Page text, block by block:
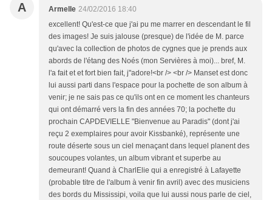
A Armelle 24/02/2016 18:40
excellent! Qu'est-ce que j'ai pu me marrer en descendant le fil
des images! Je suis jalouse (presque) de l'idée de M. parce
qu'avec la collection de photos de cygnes que je prends aux
abords de l'étang des Noés (mon Servières à moi)... bref, M.
l'a fait et et fort bien fait, j"adore!<br /> <br /> Manset est donc
lui aussi parti dans l'espace pour la pochette de son album à
venir; je ne sais pas ce qu'ils ont en ce moment les chanteurs
qui ont démarré vers la fin des années 70; la pochette du
prochain CAPDEVIELLE "Bienvenue au Paradis" (dont j'ai
reçu 2 exemplaires pour avoir Kissbanké), représente une
route déserte sous un ciel menaçant dans lequel planent des
soucoupes volantes, un album vibrant et superbe au
demeurant! Quand à CharlElie qui a enregistré à Lafayette
(probable titre de l'album à venir fin avril) avec des musiciens
des bords du Mississipi, voila que lui aussi nous parle de ciel,